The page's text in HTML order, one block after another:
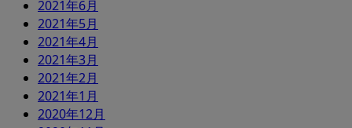
2021年6月
2021年5月
2021年4月
2021年3月
2021年2月
2021年1月
2020年12月